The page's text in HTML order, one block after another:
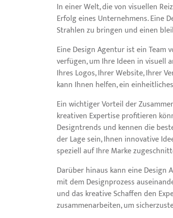
In einer Welt, die von visuellen
Erfolg eines Unternehmens. Eine
Strahlen zu bringen und einen
Eine Design Agentur ist ein Team
verfügen, um Ihre Ideen in visuell
Ihres Logos, Ihrer Website, Ihrer
kann Ihnen helfen, ein
Ein wichtiger Vorteil der
kreativen Expertise profitieren
Designtrends und kennen die
der Lage sein, Ihnen innovative
speziell auf Ihre Marke
Darüber hinaus kann eine Design
mit dem Designprozess
und das kreative Schaffen den
zusammenarbeiten, um